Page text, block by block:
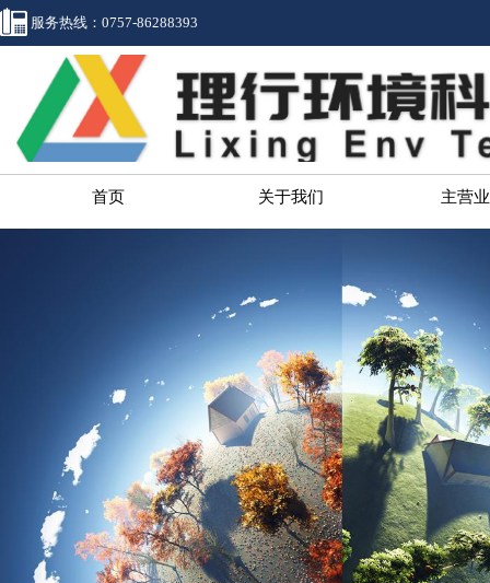
服务热线： 0757-86288393
首页 关于我们 主营